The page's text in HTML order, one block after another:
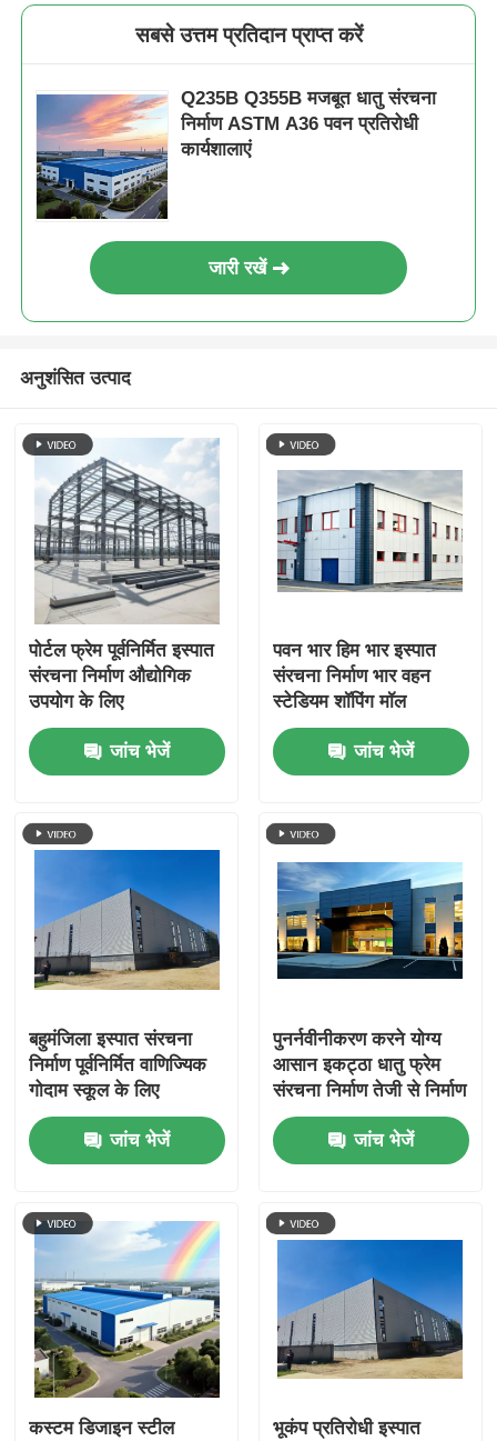
सबसे उत्तम प्रतिदान प्राप्त करें
Q235B Q355B मजबूत धातु संरचना
निर्माण ASTM A36 पवन प्रतिरोधी
कार्यशालाएं
जारी रखें
अनुशंसित उत्पाद
पोर्टल फ्रेम पूर्वनिर्मित इस्पात
संरचना निर्माण औद्योगिक
उपयोग के लिए
जांच भेजें
पवन भार हिम भार इस्पात
संरचना निर्माण भार वहन
स्टेडियम शॉपिंग मॉल
जांच भेजें
बहुमंजिला इस्पात संरचना
निर्माण पूर्वनिर्मित वाणिज्यिक
गोदाम स्कूल के लिए
जांच भेजें
पुनर्नवीनीकरण करने योग्य
आसान इकट्ठा धातु फ्रेम
संरचना निर्माण तेजी से निर्माण
जांच भेजें
कस्टम डिजाइन स्टील
भूकंप प्रतिरोधी इस्पात